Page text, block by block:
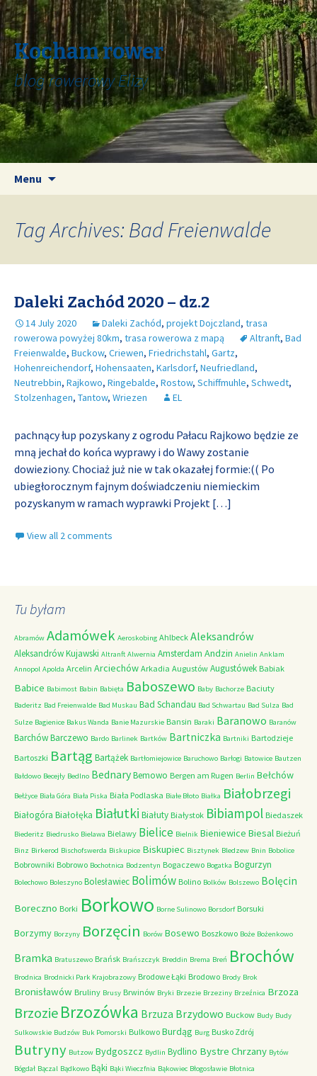
Kocham rower
blog rowerowy Elizy
Menu
Tag Archives: Bad Freienwalde
Daleki Zachód 2020 – dz.2
14 July 2020 Daleki Zachód, projekt Dojczland, trasa
rowerowa powyżej 80km, trasa rowerowa z mapą Altranft, Bad
Freienwalde, Buckow, Criewen, Friedrichstahl, Gartz,
Hohenreichendorf, Hohensaaten, Karlsdorf, Neufriedland,
Neutrebbin, Rajkowo, Ringebalde, Rostow, Schiffmuhle, Schwedt,
Stolzenhagen, Tantow, Wriezen EL
pachnący łup pozyskany z ogrodu Pałacu Rajkowo będzie ze
mną jechał do końca wyprawy i do Wawy zostanie
dowieziony. Chociaż już nie w tak okazałej formie:(( Po
ubiegłorocznym fajnym doświadczeniu niemieckim
pozyskanym w ramach wyprawki Projekt […]
View all 2 comments
Tu byłam
Abramów Adamówek Aeroskobing Ahlbeck Aleksandrów
Aleksandrów Kujawski Altranft Alwernia Amsterdam Andzin Anielin Anklam
Annopol Apolda Arcelin Arciechów Arkadia Augustów Augustówek Babiak
Babice Babimost Babin Babięta Baboszewo Baby Bachorze Baciuty
Baderitz Bad Freienwalde Bad Muskau Bad Schandau Bad Schwartau Bad Sulza Bad
Sulze Bagienice Bakus Wanda Banie Mazurskie Bansin Baraki Baranowo Baranów
BarchówBarczewo Bardo Barlinek Bartków Bartniczka Bartniki Bartodzieje
Bartoszki Bartąg Bartążek Bartłomiejowice Baruchowo Barłogi Batowice Bautzen
Bałdowo Becejły Bedlno BednaryBemowo Bergen am Rugen Berlin Bełchów
Bełżyce Biała Góra Biała Piska Biała Podlaska Białe Błoto Białka Białobrzegi
Białogóra Białołęka Białutki Białuty Białystok Bibiampol Biedaszek
Biederitz Biedrusko Bielawa Bielawy Bielice Bielnik Bieniewice Biesal Bieżuń
Binz Birkerod Bischofswerda Biskupice Biskupiec Bisztynek Bledzew Bnin Bobolice
Bobrowniki Bobrowo Bochotnica Bodzentyn Bogaczewo Bogatka Bogurzyn
Bolechowo Boleszyno Bolesławiec Bolimów Bolino Bolków Bolszewo Bolęcin
Boreczno Borki Borkowo Borne Sulinowo Borsdorf Borsuki
Borzymy Borzyny Borzęcin Borów Bosewo Boszkowo Boże Bożenkowo
Bramka Bratuszewo Brańsk Brańszczyk Breddin Brema Breń Brochów
Brodnica Brodnicki Park Krajobrazowy Brodowe Łąki Brodowo Brody Brok
Bronisławów Bruliny Brusy Brwinów Bryki Brzezie Brzeziny Brzeźnica Brzoza
Brzozie Brzozówka Brzuza Brzydowo Buckow Budy Budy
Sulkowskie Budzów Buk Pomorski Bulkowo Burdąg Burg Busko Zdrój
Butryny Butzow Bydgoszcz Bydlin Bydlino Bystre Chrzany Bytów
Bógdał Bączal Bądkowo Bąki Bąki Wieczfnia Bąkowiec Błogosławie Błotnica